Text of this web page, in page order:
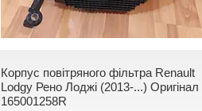
Корпус повітряного фільтра Renault
Lodgy Рено Лоджі (2013-...) Оригінал
165001258R